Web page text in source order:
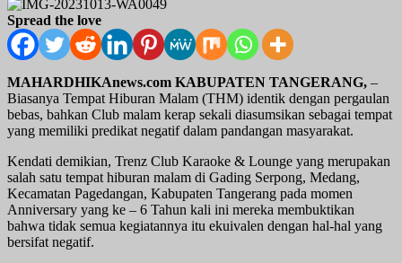
Spread the love
MAHARDHIKAnews.com KABUPATEN TANGERANG, –
Biasanya Tempat Hiburan Malam (THM) identik dengan pergaulan
bebas, bahkan Club malam kerap sekali diasumsikan sebagai tempat
yang memiliki predikat negatif dalam pandangan masyarakat.
Kendati demikian, Trenz Club Karaoke & Lounge yang merupakan
salah satu tempat hiburan malam di Gading Serpong, Medang,
Kecamatan Pagedangan, Kabupaten Tangerang pada momen
Anniversary yang ke – 6 Tahun kali ini mereka membuktikan
bahwa tidak semua kegiatannya itu ekuivalen dengan hal-hal yang
bersifat negatif.